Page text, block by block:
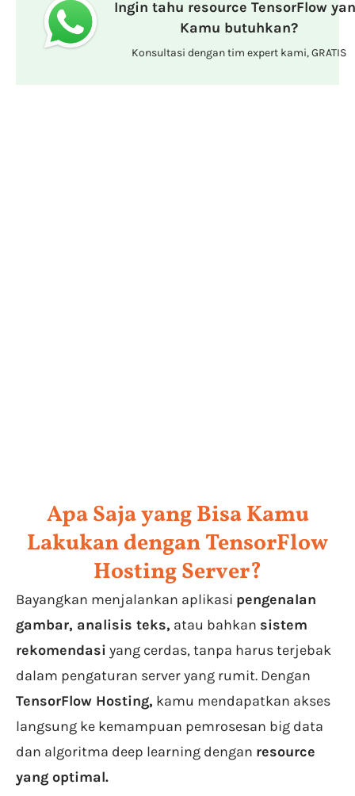
Ingin tahu resource TensorFlow
Kamu butuhkan?
Konsultasi dengan tim expert kami, GRATIS
Apa Saja yang Bisa Kamu
Lakukan dengan TensorFlow
Hosting Server?
Bayangkan menjalankan aplikasi pengenalan
gambar, analisis teks, atau bahkan sistem
rekomendasi yang cerdas, tanpa harus terjebak
dalam pengaturan server yang rumit. Dengan
TensorFlow Hosting, kamu mendapatkan akses
langsung ke kemampuan pemrosesan big data
dan algoritma deep learning dengan resource
yang optimal.